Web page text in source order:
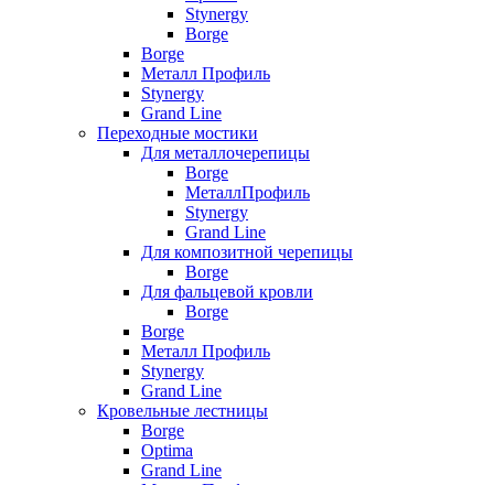
Stynergy
Borge
Borge
Металл Профиль
Stynergy
Grand Line
Переходные мостики
Для металлочерепицы
Borge
МеталлПрофиль
Stynergy
Grand Line
Для композитной черепицы
Borge
Для фальцевой кровли
Borge
Borge
Металл Профиль
Stynergy
Grand Line
Кровельные лестницы
Borge
Optima
Grand Line